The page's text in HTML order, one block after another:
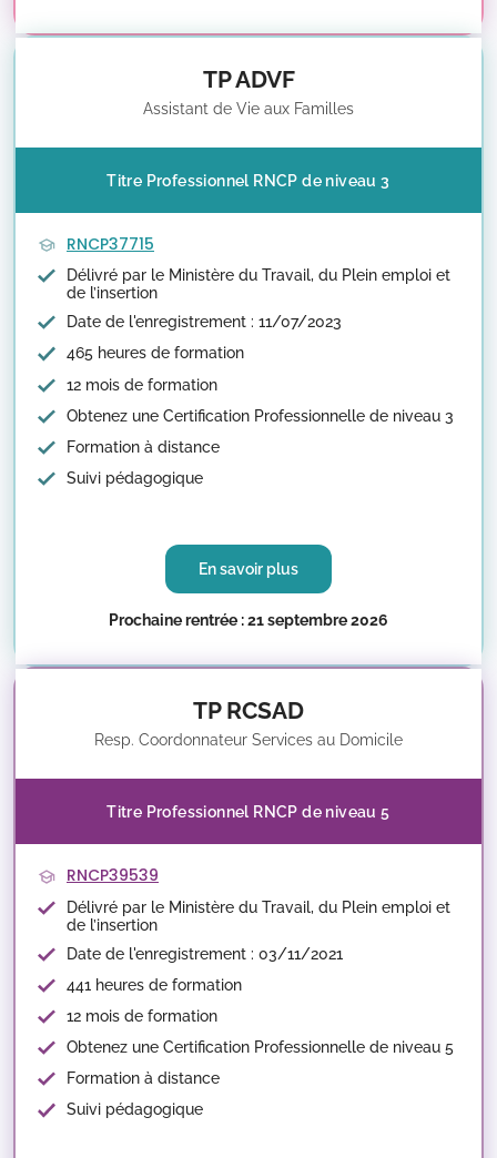
TP ADVF
Assistant de Vie aux Familles
Titre Professionnel RNCP de niveau 3
RNCP37715
Délivré par le Ministère du Travail, du Plein emploi et
de l’insertion
Date de l'enregistrement : 11/07/2023
465 heures de formation
12 mois de formation
Obtenez une Certification Professionnelle de niveau 3
Formation à distance
Suivi pédagogique
En savoir plus
Prochaine rentrée : 21 septembre 2026
TP RCSAD
Resp. Coordonnateur Services au Domicile
Titre Professionnel RNCP de niveau 5
RNCP39539
Délivré par le Ministère du Travail, du Plein emploi et
de l’insertion
Date de l'enregistrement : 03/11/2021
441 heures de formation
12 mois de formation
Obtenez une Certification Professionnelle de niveau 5
Formation à distance
Suivi pédagogique